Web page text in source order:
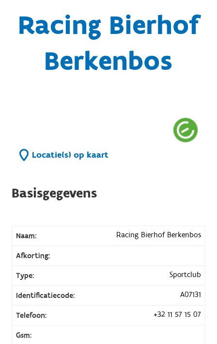
Racing Bierhof
Berkenbos
Locatie(s) op kaart
Basisgegevens
Naam: Racing Bierhof Berkenbos
Afkorting:
Type: Sportclub
Identificatiecode: A07131
Telefoon: +32 11 57 15 07
Gsm: